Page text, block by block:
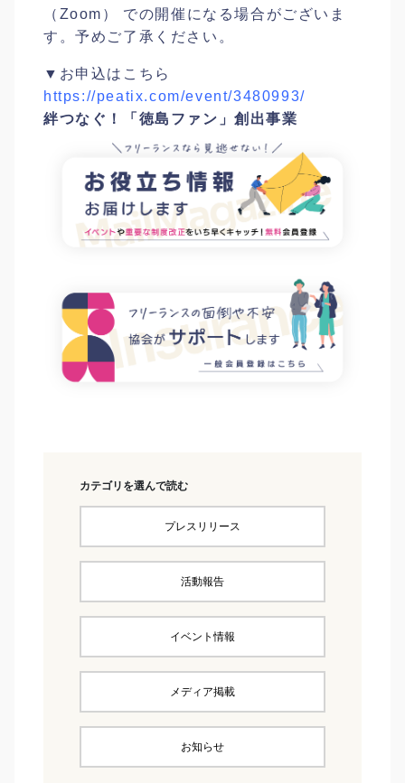
（Zoom） での開催になる場合がございま
す。予めご了承ください。
▼お申込はこちら
https://peatix.com/event/3480993/
絆つなぐ！「徳島ファン」創出事業
カテゴリを選んで読む
プレスリリース
活動報告
イベント情報
メディア掲載
お知らせ